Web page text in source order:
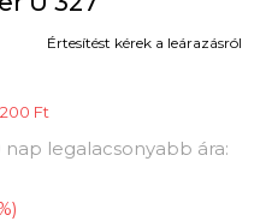
Ft
legalacsonyabb ára:
)
Értesítést kérek a leárazásról